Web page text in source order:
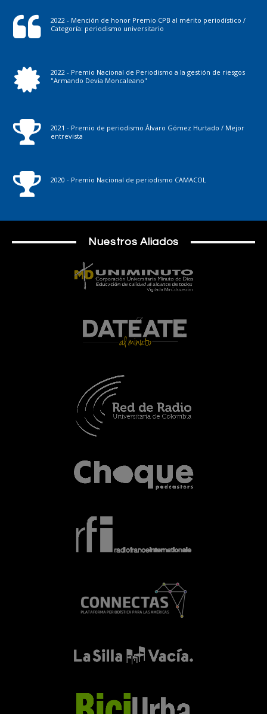
2022 - Mención de honor Premio CPB al mérito periodístico /
Categoría: periodismo universitario
2022 - Premio Nacional de Periodismo a la gestión de riesgos
"Armando Devia Moncaleano"
2021 - Premio de periodismo Álvaro Gómez Hurtado / Mejor
entrevista
2020 - Premio Nacional de periodismo CAMACOL
Nuestros Aliados